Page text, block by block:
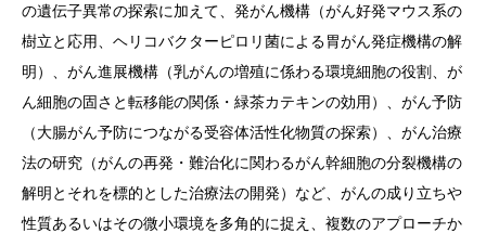
の遺伝子異常の探索に加えて、発がん機構（がん好発マウス系の
樹立と応用、ヘリコバクターピロリ菌による胃がん発症機構の解
明）、がん進展機構（乳がんの増殖に係わる環境細胞の役割、が
ん細胞の固さと転移能の関係・緑茶カテキンの効用）、がん予防
（大腸がん予防につながる受容体活性化物質の探索）、がん治療
法の研究（がんの再発・難治化に関わるがん幹細胞の分裂機構の
解明とそれを標的とした治療法の開発）など、がんの成り立ちや
性質あるいはその微小環境を多角的に捉え、複数のアプローチか